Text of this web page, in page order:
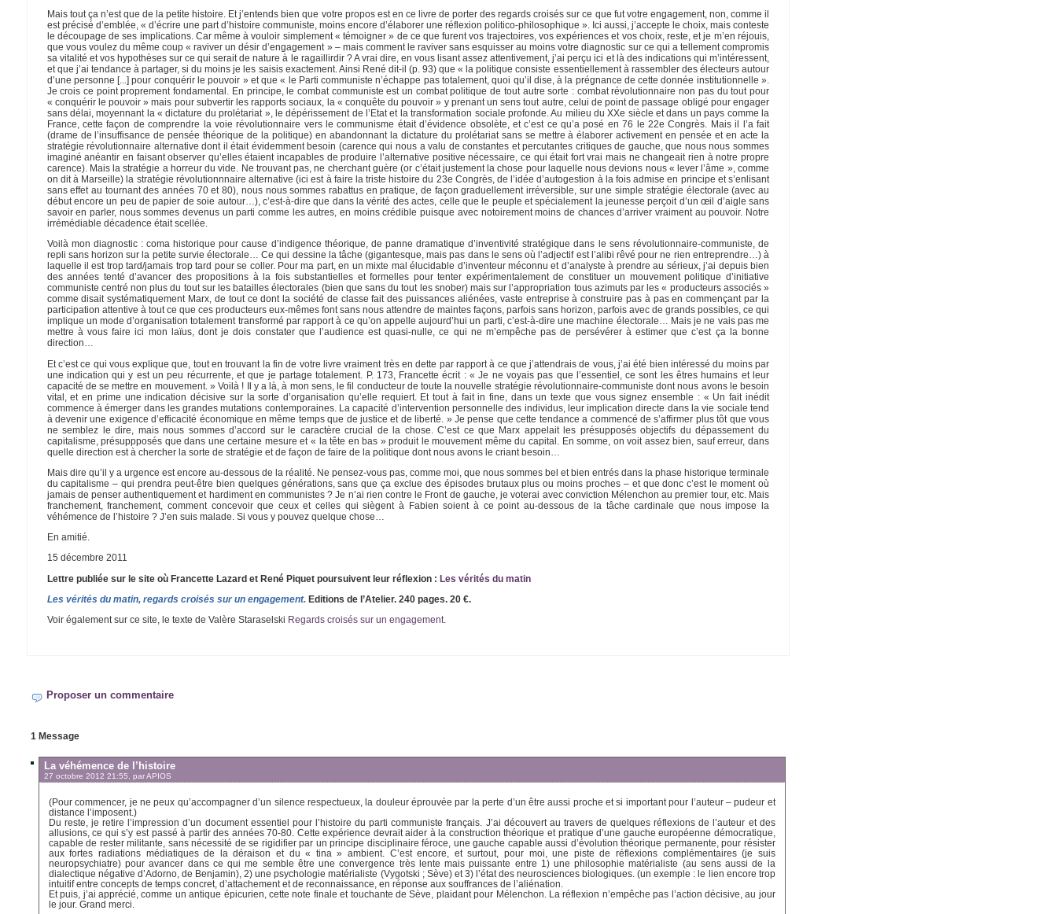
Mais tout ça n’est que de la petite histoire. Et j’entends bien que votre propos est en ce livre de porter des regards croisés sur ce que fut votre engagement, non, comme il
est précisé d’emblée, « d’écrire une part d’histoire communiste, moins encore d’élaborer une réflexion politico-philosophique ». Ici aussi, j’accepte le choix, mais conteste
le découpage de ses implications. Car même à vouloir simplement « témoigner » de ce que furent vos trajectoires, vos expériences et vos choix, reste, et je m’en réjouis,
que vous voulez du même coup « raviver un désir d’engagement » – mais comment le raviver sans esquisser au moins votre diagnostic sur ce qui a tellement compromis
sa vitalité et vos hypothèses sur ce qui serait de nature à le ragaillirdir ? A vrai dire, en vous lisant assez attentivement, j’ai perçu ici et là des indications qui m’intéressent,
et que j’ai tendance à partager, si du moins je les saisis exactement. Ainsi René dit-il (p. 93) que « la politique consiste essentiellement à rassembler des électeurs autour
d’une personne [...] pour conquérir le pouvoir » et que « le Parti communiste n’échappe pas totalement, quoi qu’il dise, à la prégnance de cette donnée institutionnelle ».
Je crois ce point proprement fondamental. En principe, le combat communiste est un combat politique de tout autre sorte : combat révolutionnaire non pas du tout pour
« conquérir le pouvoir » mais pour subvertir les rapports sociaux, la « conquête du pouvoir » y prenant un sens tout autre, celui de point de passage obligé pour engager
sans délai, moyennant la « dictature du prolétariat », le dépérissement de l’Etat et la transformation sociale profonde. Au milieu du XXe siècle et dans un pays comme la
France, cette façon de comprendre la voie révolutionnaire vers le communisme était d’évidence obsolète, et c’est ce qu’a posé en 76 le 22e Congrès. Mais il l’a fait
(drame de l’insuffisance de pensée théorique de la politique) en abandonnant la dictature du prolétariat sans se mettre à élaborer activement en pensée et en acte la
stratégie révolutionnaire alternative dont il était évidemment besoin (carence qui nous a valu de constantes et percutantes critiques de gauche, que nous nous sommes
imaginé anéantir en faisant observer qu’elles étaient incapables de produire l’alternative positive nécessaire, ce qui était fort vrai mais ne changeait rien à notre propre
carence). Mais la stratégie a horreur du vide. Ne trouvant pas, ne cherchant guère (or c’était justement la chose pour laquelle nous devions nous « lever l’âme », comme
on dit à Marseille) la stratégie révolutionnnaire alternative (ici est à faire la triste histoire du 23e Congrès, de l’idée d’autogestion à la fois admise en principe et s’enlisant
sans effet au tournant des années 70 et 80), nous nous sommes rabattus en pratique, de façon graduellement irréversible, sur une simple stratégie électorale (avec au
début encore un peu de papier de soie autour…), c’est-à-dire que dans la vérité des actes, celle que le peuple et spécialement la jeunesse perçoit d’un œil d’aigle sans
savoir en parler, nous sommes devenus un parti comme les autres, en moins crédible puisque avec notoirement moins de chances d’arriver vraiment au pouvoir. Notre
irrémédiable décadence était scellée.
Voilà mon diagnostic : coma historique pour cause d’indigence théorique, de panne dramatique d’inventivité stratégique dans le sens révolutionnaire-communiste, de
repli sans horizon sur la petite survie électorale… Ce qui dessine la tâche (gigantesque, mais pas dans le sens où l’adjectif est l’alibi rêvé pour ne rien entreprendre…) à
laquelle il est trop tard/jamais trop tard pour se coller. Pour ma part, en un mixte mal élucidable d’inventeur méconnu et d’analyste à prendre au sérieux, j’ai depuis bien
des années tenté d’avancer des propositions à la fois substantielles et formelles pour tenter expérimentalement de constituer un mouvement politique d’initiative
communiste centré non plus du tout sur les batailles électorales (bien que sans du tout les snober) mais sur l’appropriation tous azimuts par les « producteurs associés »
comme disait systématiquement Marx, de tout ce dont la société de classe fait des puissances aliénées, vaste entreprise à construire pas à pas en commençant par la
participation attentive à tout ce que ces producteurs eux-mêmes font sans nous attendre de maintes façons, parfois sans horizon, parfois avec de grands possibles, ce qui
implique un mode d’organisation totalement transformé par rapport à ce qu’on appelle aujourd’hui un parti, c’est-à-dire une machine électorale… Mais je ne vais pas me
mettre à vous faire ici mon laïus, dont je dois constater que l’audience est quasi-nulle, ce qui ne m’empêche pas de persévérer à estimer que c’est ça la bonne
direction…
Et c’est ce qui vous explique que, tout en trouvant la fin de votre livre vraiment très en dette par rapport à ce que j’attendrais de vous, j’ai été bien intéressé du moins par
une indication qui y est un peu récurrente, et que je partage totalement. P. 173, Francette écrit : « Je ne voyais pas que l’essentiel, ce sont les êtres humains et leur
capacité de se mettre en mouvement. » Voilà ! Il y a là, à mon sens, le fil conducteur de toute la nouvelle stratégie révolutionnaire-communiste dont nous avons le besoin
vital, et en prime une indication décisive sur la sorte d’organisation qu’elle requiert. Et tout à fait in fine, dans un texte que vous signez ensemble : « Un fait inédit
commence à émerger dans les grandes mutations contemporaines. La capacité d’intervention personnelle des individus, leur implication directe dans la vie sociale tend
à devenir une exigence d’efficacité économique en même temps que de justice et de liberté. » Je pense que cette tendance a commencé de s’affirmer plus tôt que vous
ne semblez le dire, mais nous sommes d’accord sur le caractère crucial de la chose. C’est ce que Marx appelait les présupposés objectifs du dépassement du
capitalisme, présuppposés que dans une certaine mesure et « la tête en bas » produit le mouvement même du capital. En somme, on voit assez bien, sauf erreur, dans
quelle direction est à chercher la sorte de stratégie et de façon de faire de la politique dont nous avons le criant besoin…
Mais dire qu’il y a urgence est encore au-dessous de la réalité. Ne pensez-vous pas, comme moi, que nous sommes bel et bien entrés dans la phase historique terminale
du capitalisme – qui prendra peut-être bien quelques générations, sans que ça exclue des épisodes brutaux plus ou moins proches – et que donc c’est le moment où
jamais de penser authentiquement et hardiment en communistes ? Je n’ai rien contre le Front de gauche, je voterai avec conviction Mélenchon au premier tour, etc. Mais
franchement, franchement, comment concevoir que ceux et celles qui siègent à Fabien soient à ce point au-dessous de la tâche cardinale que nous impose la
véhémence de l’histoire ? J’en suis malade. Si vous y pouvez quelque chose…
En amitié.
15 décembre 2011
Lettre publiée sur le site où Francette Lazard et René Piquet poursuivent leur réflexion : Les vérités du matin
Les vérités du matin, regards croisés sur un engagement.Editions de l’Atelier. 240 pages. 20 €.
Voir également sur ce site, le texte de Valère Staraselski Regards croisés sur un engagement.
Proposer un commentaire
1 Message
La véhémence de l’histoire
27 octobre 2012 21:55, parAPIOS
(Pour commencer, je ne peux qu’accompagner d’un silence respectueux, la douleur éprouvée par la perte d’un être aussi proche et si important pour l’auteur – pudeur et
distance l’imposent.)
Du reste, je retire l’impression d’un document essentiel pour l’histoire du parti communiste français. J’ai découvert au travers de quelques réflexions de l’auteur et des
allusions, ce qui s’y est passé à partir des années 70-80. Cette expérience devrait aider à la construction théorique et pratique d’une gauche européenne démocratique,
capable de rester militante, sans nécessité de se rigidifier par un principe disciplinaire féroce, une gauche capable aussi d’évolution théorique permanente, pour résister
aux fortes radiations médiatiques de la déraison et du « tina » ambient. C’est encore, et surtout, pour moi, une piste de réflexions complémentaires (je suis
neuropsychiatre) pour avancer dans ce qui me semble être une convergence très lente mais puissante entre 1) une philosophie matérialiste (au sens aussi de la
dialectique négative d’Adorno, de Benjamin), 2) une psychologie matérialiste (Vygotski ; Sève) et 3) l’état des neurosciences biologiques. (un exemple : le lien encore trop
intuitif entre concepts de temps concret, d’attachement et de reconnaissance, en réponse aux souffrances de l’aliénation.
Et puis, j’ai apprécié, comme un antique épicurien, cette note finale et touchante de Sève, plaidant pour Mélenchon. La réflexion n’empêche pas l’action décisive, au jour
le jour. Grand merci.